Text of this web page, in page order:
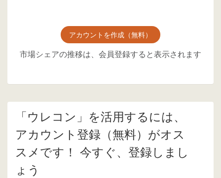
アカウントを作成（無料）
市場シェアの推移は、会員登録すると表示されます
「ウレコン」を活用するには、
アカウント登録（無料）がオス
スメです！ 今すぐ、登録しまし
ょう